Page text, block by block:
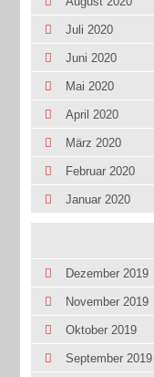
Juli 2020
Juni 2020
Mai 2020
April 2020
März 2020
Februar 2020
Januar 2020
Dezember 2019
November 2019
Oktober 2019
September 2019